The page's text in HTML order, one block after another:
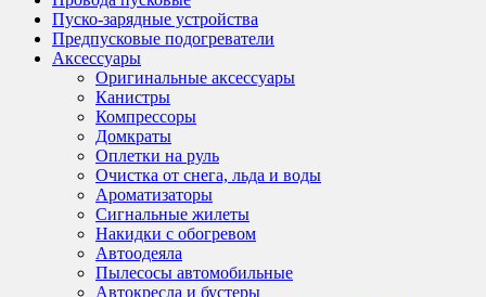
Пуско-зарядные устройства
Предпусковые подогреватели
Аксессуары
Оригинальные аксессуары
Канистры
Компрессоры
Домкраты
Оплетки на руль
Очистка от снега, льда и воды
Ароматизаторы
Сигнальные жилеты
Накидки с обогревом
Автоодеяла
Пылесосы автомобильные
Автокресла и бустеры